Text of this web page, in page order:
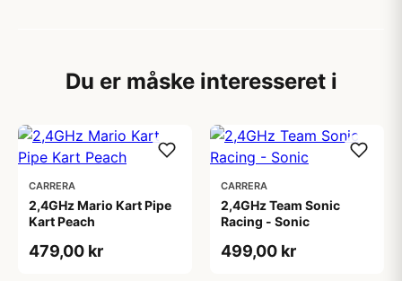
Du er måske interesseret i
CARRERA
2,4GHz Mario Kart Pipe
Kart Peach
479,00 kr
CARRERA
2,4GHz Team Sonic
Racing - Sonic
499,00 kr